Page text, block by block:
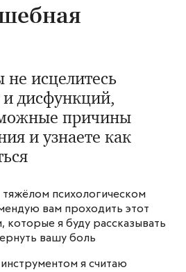
исцелитесь
и дисфункций,
причины
и узнаете как
тяжёлом психологическом
вам проходить этот
которые я буду рассказывать
вашу боль
я считаю